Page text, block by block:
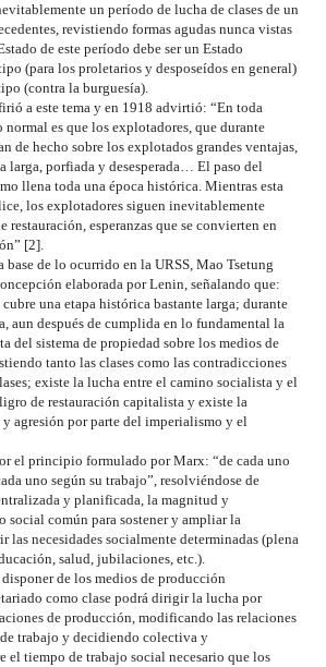
un período de lucha de clases de un
revistiendo formas agudas nunca vistas
de este período debe ser un Estado
(para los proletarios y desposeídos en general)
(contra la burguesía).
a este tema y en 1918 advirtió: “En toda
es que los explotadores, que durante
de hecho sobre los explotados grandes ventajas,
larga, porfiada y desesperada… El paso del
llena toda una época histórica. Mientras esta
los explotadores siguen inevitablemente
restauración, esperanzas que se convierten en
[2].
base de lo ocurrido en la URSS, Mao Tsetung
elaborada por Lenin, señalando que:
una etapa histórica bastante larga; durante
aun después de cumplida en lo fundamental la
del sistema de propiedad sobre los medios de
tanto las clases como las contradicciones
existe la lucha entre el camino socialista y el
de restauración capitalista y existe la
y agresión por parte del imperialismo y el
el principio formulado por Marx: “de cada uno
uno según su trabajo”, resolviéndose de
y planificada, la magnitud y
social común para sostener y ampliar la
las necesidades socialmente determinadas (plena
salud, jubilaciones, etc.).
de los medios de producción
como clase podrá dirigir la lucha por
de producción, modificando las relaciones
trabajo y decidiendo colectiva y
el tiempo de trabajo social necesario que los